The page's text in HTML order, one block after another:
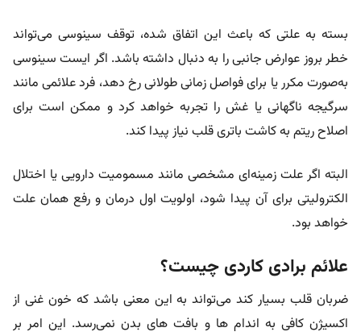
بسته به علتی که باعث این اتفاق شده، توقف سینوسی می‌تواند
خطر بروز عوارض جانبی را به دنبال داشته باشد. اگر ایست سینوسی
به‌صورت مکرر یا برای فواصل زمانی طولانی رخ دهد، فرد علائمی مانند
سرگیجه ناگهانی یا غش را تجربه خواهد کرد و ممکن است برای
اصلاح ریتم به کاشت باتری قلب نیاز پیدا کند.
البته اگر علت زمینه‌ای مشخصی مانند مسمومیت دارویی یا اختلال
الکترولیتی برای آن پیدا شود، اولویت اول درمان و رفع همان علت
خواهد بود.
علائم برادی کاردی چیست؟
ضربان قلب بسیار کند می‌تواند به این معنی باشد که خون غنی از
اکسیژن کافی به اندام ها و بافت های بدن نمی‌رسد. این امر بر